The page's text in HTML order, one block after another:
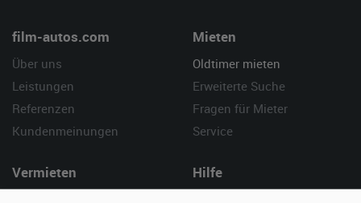
film-autos.com
Über uns
Leistungen
Referenzen
Kundenmeinungen
Mieten
Oldtimer mieten
Erweiterte Suche
Fragen für Mieter
Service
Vermieten Hilfe